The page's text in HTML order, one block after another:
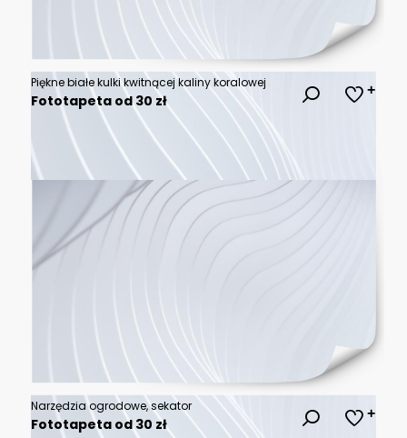
Piękne białe kulki kwitnącej kaliny koralowej
Fototapeta od 30 zł
Narzędzia ogrodowe, sekator
Fototapeta od 30 zł